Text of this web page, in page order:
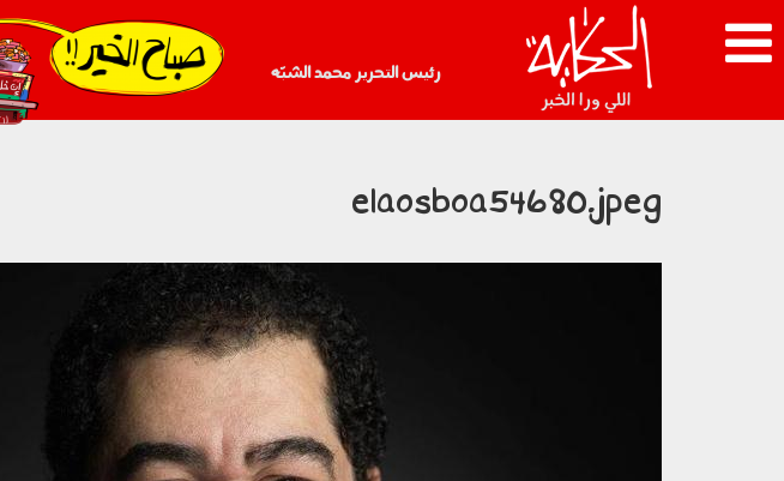
رئيس التحرير محمد الشبّه
elaosboa54680.jpeg